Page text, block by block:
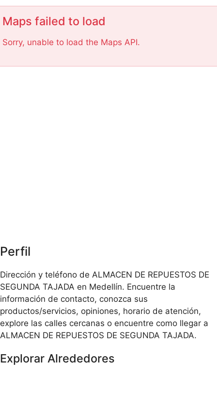
Maps failed to load
Sorry, unable to load the Maps API.
Perfil
Dirección y teléfono de ALMACEN DE REPUESTOS DE
SEGUNDA TAJADA en Medellín. Encuentre la
información de contacto, conozca sus
productos/servicios, opiniones, horario de atención,
explore las calles cercanas o encuentre como llegar a
ALMACEN DE REPUESTOS DE SEGUNDA TAJADA.
Explorar Alrededores